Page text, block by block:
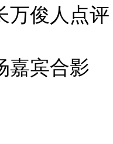
万俊人点评
嘉宾合影